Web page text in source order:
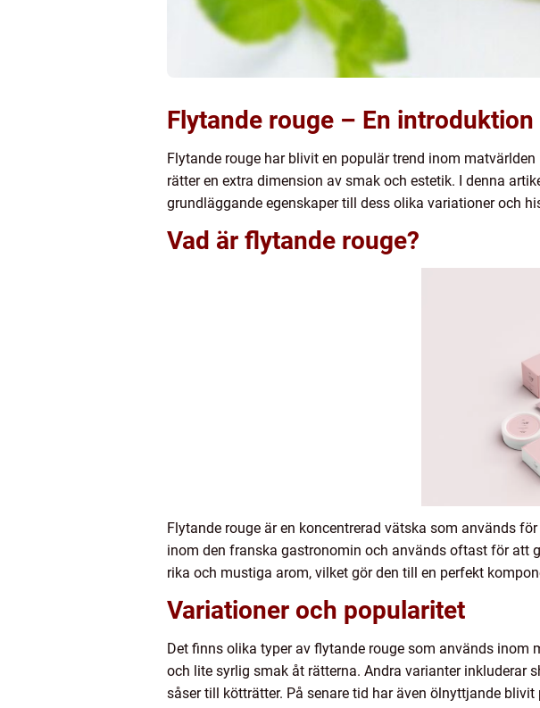
Flytande rouge – En introduktion
Flytande rouge har blivit en populär trend inom
rätter en extra dimension av smak och estetik. I denna
grundläggande egenskaper till dess olika variationer och
Vad är flytande rouge?
Flytande rouge är en koncentrerad vätska som används
inom den franska gastronomin och används oftast för att
rika och mustiga arom, vilket gör den till en perfekt
Variationer och popularitet
Det finns olika typer av flytande rouge som används inom
och lite syrlig smak åt rätterna. Andra varianter inkluderar
såser till kötträtter. På senare tid har även ölnyttjande